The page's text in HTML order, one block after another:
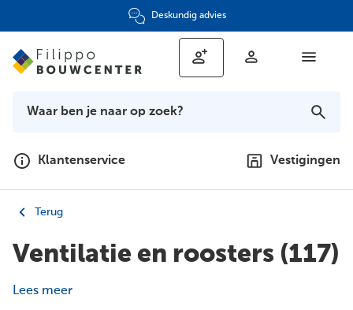
Deskundig advies
Klantenservice Vestigingen
Terug
Ventilatie en roosters (117)
Lees meer